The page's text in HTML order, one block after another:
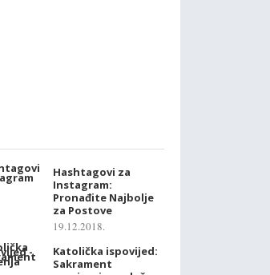
Hashtagovi za
Instagram:
Pronađite Najbolje
za Postove
19.12.2018.
Katolička ispovijed:
Sakrament